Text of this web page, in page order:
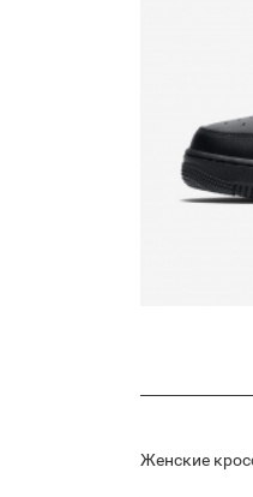
Женские